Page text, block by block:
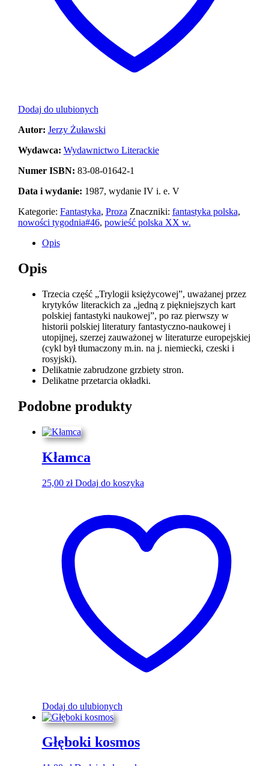
Dodaj do ulubionych
Autor: Jerzy Żuławski
Wydawca: Wydawnictwo Literackie
Numer ISBN: 83-08-01642-1
Data i wydanie: 1987, wydanie IV i. e. V
Kategorie: Fantastyka, Proza Znaczniki: fantastyka polska,
nowości tygodnia#46, powieść polska XX w.
Opis
Opis
Trzecia część „Trylogii księżycowej”, uważanej przez
krytyków literackich za „jedną z piękniejszych kart
polskiej fantastyki naukowej”, po raz pierwszy w
historii polskiej literatury fantastyczno-naukowej i
utopijnej, szerzej zauważonej w literaturze europejskiej
(cykl był tłumaczony m.in. na j. niemiecki, czeski i
rosyjski).
Delikatnie zabrudzone grzbiety stron.
Delikatne przetarcia okładki.
Podobne produkty
Kłamca
25,00 zł Dodaj do koszyka
Dodaj do ulubionych
Głęboki kosmos